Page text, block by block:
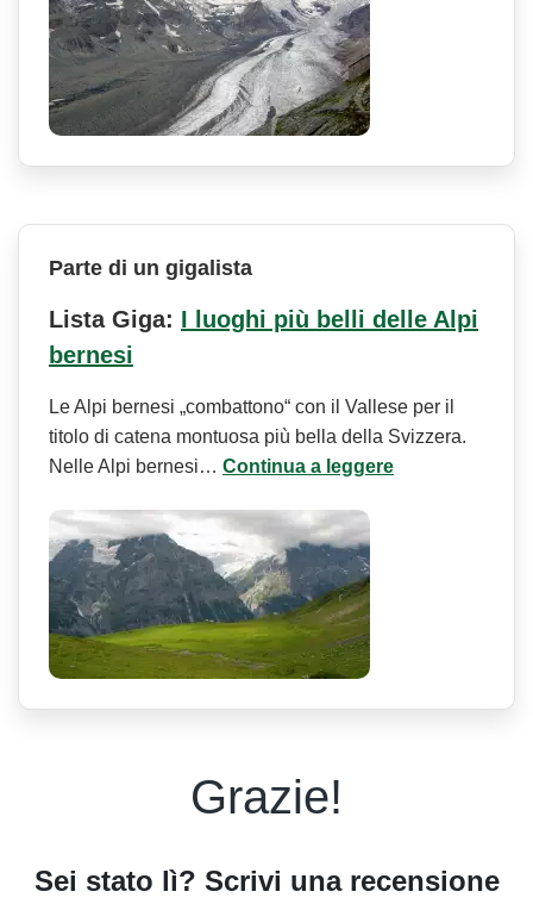
Parte di un gigalista
Lista Giga: I luoghi più belli delle Alpi
bernesi
Le Alpi bernesi „combattono“ con il Vallese per il
titolo di catena montuosa più bella della Svizzera.
Nelle Alpi bernesi… Continua a leggere
Grazie!
Sei stato lì? Scrivi una recensione